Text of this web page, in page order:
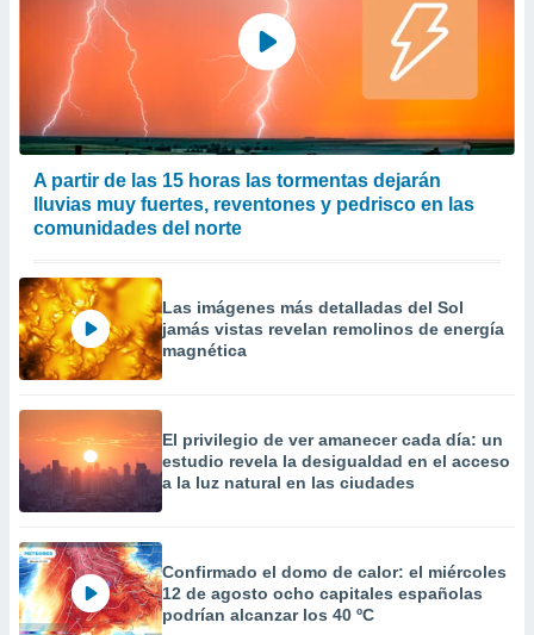
contenido
medir el
el
del
de
o a través
de
de
uso de
con el
e
mediante
publicidad
A partir de las 15 horas las tormentas dejarán
lluvias muy fuertes, reventones y pedrisco en las
comunidades del norte
Las imágenes más detalladas del Sol
jamás vistas revelan remolinos de energía
magnética
El privilegio de ver amanecer cada día: un
estudio revela la desigualdad en el acceso
a la luz natural en las ciudades
Confirmado el domo de calor: el miércoles
12 de agosto ocho capitales españolas
podrían alcanzar los 40 ºC